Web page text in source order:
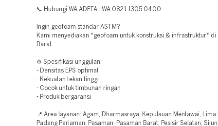
📞 Hubungi WA ADEFA : WA 0821 1305 0400
Ingin geofoam standar ASTM?
Kami menyediakan *geofoam untuk konstruksi & infrastruktur* di
Barat.
⚙️ Spesifikasi unggulan:
- Densitas EPS optimal
- Kekuatan tekan tinggi
- Cocok untuk timbunan ringan
- Produk bergaransi
📍 Area layanan: Agam, Dharmasraya, Kepulauan Mentawai, Lima
Padang Pariaman, Pasaman, Pasaman Barat, Pesisir Selatan,